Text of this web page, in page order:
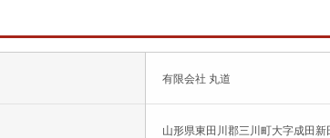
有限会社 丸道
山形県東田川郡三川町大字成田